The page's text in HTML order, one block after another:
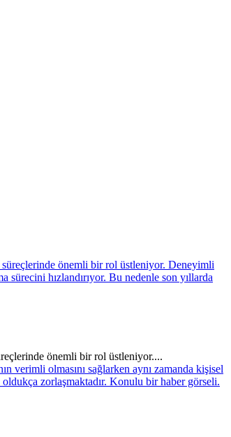
önemli bir rol üstleniyor....